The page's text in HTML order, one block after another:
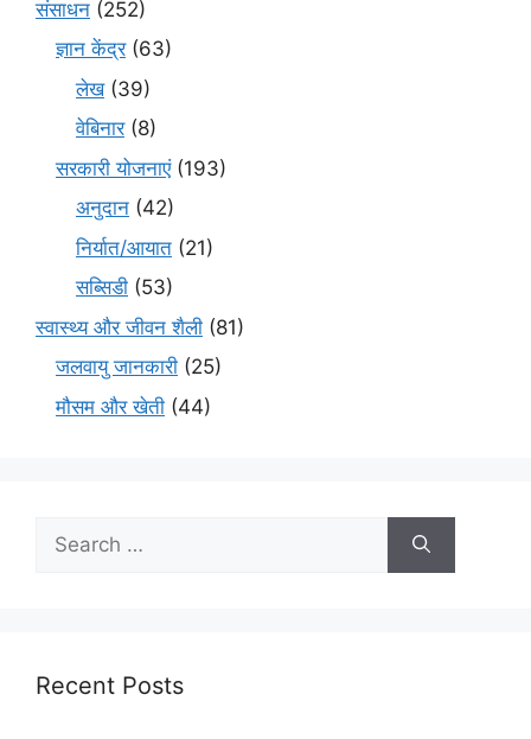
संसाधन (252)
ज्ञान केंद्र(63)
लेख(39)
वेबिनार(8)
सरकारी योजनाएं(193)
अनुदान (42)
निर्यात/आयात (21)
सब्सिडी (53)
स्वास्थ्य और जीवन शैली (81)
जलवायु जानकारी (25)
मौसम और खेती (44)
Recent Posts